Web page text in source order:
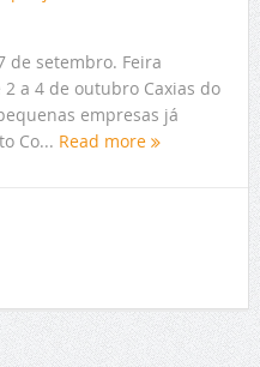
de setembro. Feira
a 4 de outubro Caxias do
empresas já
Co... Read more